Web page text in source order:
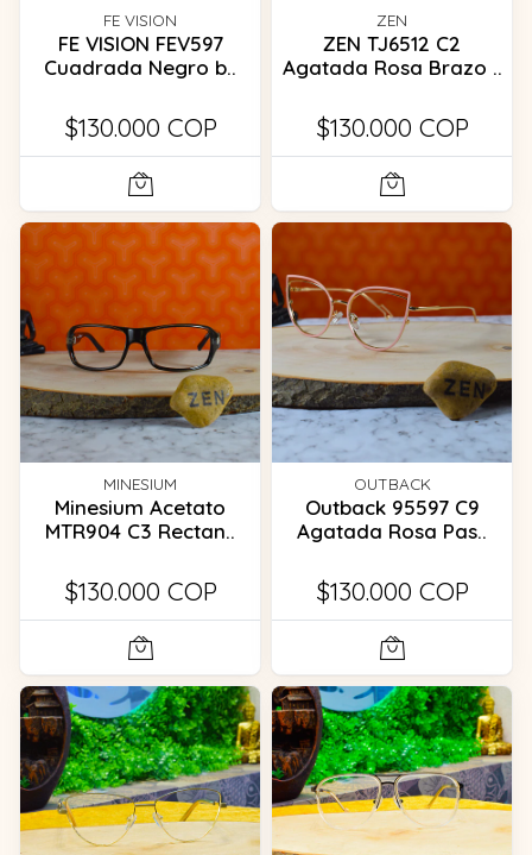
FE VISION
FE VISION FEV597
Cuadrada Negro b..
$130.000 COP
ZEN
ZEN TJ6512 C2
Agatada Rosa Brazo ..
$130.000 COP
MINESIUM
Minesium Acetato
MTR904 C3 Rectan..
$130.000 COP
OUTBACK
Outback 95597 C9
Agatada Rosa Pas..
$130.000 COP